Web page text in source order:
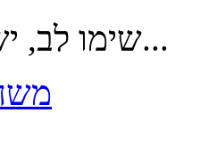
שימו לב, יש ללחוץ על...